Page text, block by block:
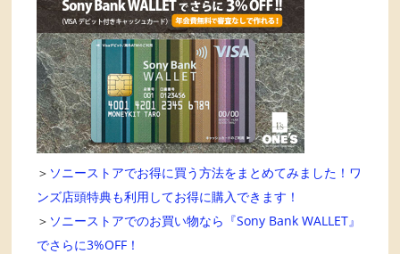
＞ ソニーストアでお得に買う方法をまとめてみました！ワ
ンズ店頭特典も利用してお得に購入できます！
＞ ソニーストアでのお買い物なら『Sony Bank WALLET』
でさらに3%OFF！